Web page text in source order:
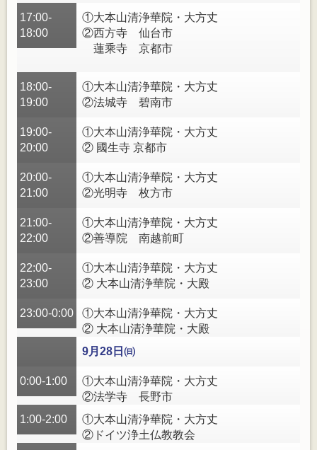
17:00-
18:00
①大本山清浄華院・大方丈
②西方寺 仙台市
蓮乘寺 京都市
18:00-
19:00
①大本山清浄華院・大方丈
②法城寺 碧南市
19:00-
20:00
①大本山清浄華院・大方丈
② 國生寺 京都市
20:00-
21:00
①大本山清浄華院・大方丈
②光明寺 枚方市
21:00-
22:00
①大本山清浄華院・大方丈
②善導院 南越前町
22:00-
23:00
①大本山清浄華院・大方丈
② 大本山清浄華院・大殿
23:00-0:00
①大本山清浄華院・大方丈
② 大本山清浄華院・大殿
9月28日㈰
0:00-1:00
①大本山清浄華院・大方丈
②法学寺 長野市
1:00-2:00
①大本山清浄華院・大方丈
②ドイツ浄土仏教教会